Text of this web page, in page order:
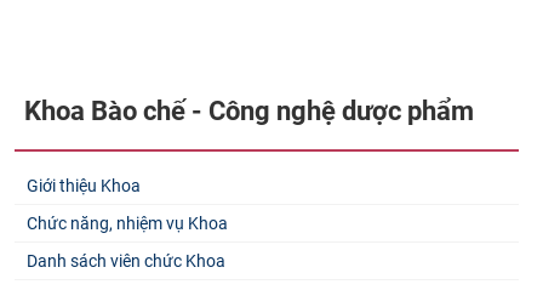
Khoa Bào chế - Công nghệ dược phẩm
Giới thiệu Khoa
Chức năng, nhiệm vụ Khoa
Danh sách viên chức Khoa